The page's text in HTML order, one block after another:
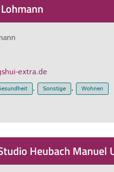
extra.de
, Sonstige , Wohnen
Heubach Manuel